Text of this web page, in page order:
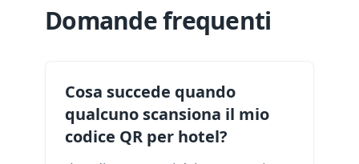
Domande frequenti
Cosa succede quando
qualcuno scansiona il mio
codice QR per hotel?